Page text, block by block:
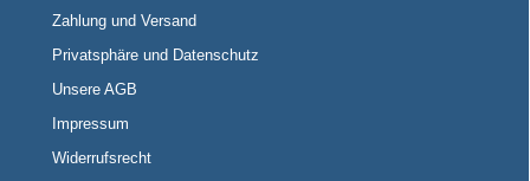
Zahlung und Versand
Privatsphäre und Datenschutz
Unsere AGB
Impressum
Widerrufsrecht